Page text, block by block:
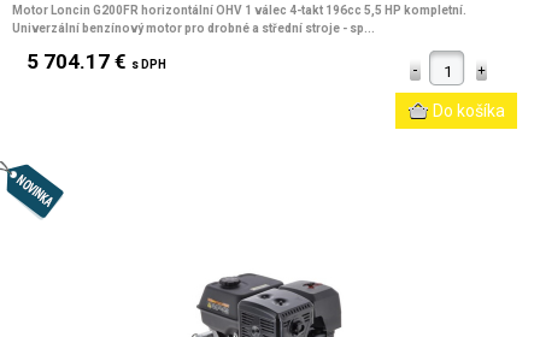
Motor Loncin G200FR horizontální OHV 1 válec 4-takt 196cc 5,5 HP kompletní.
Univerzální benzínový motor pro drobné a střední stroje - sp...
5 704.17 € s DPH